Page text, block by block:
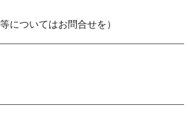
についてはお問合せを）